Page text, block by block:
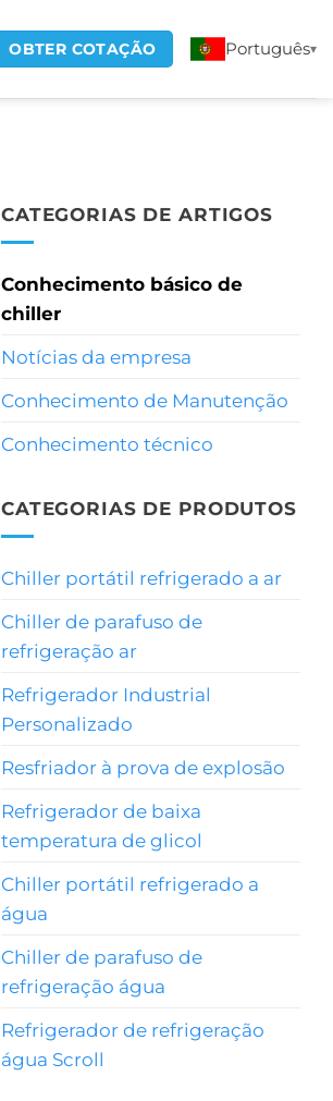
OBTER COTAÇÃO Português
CATEGORIAS DE ARTIGOS
Conhecimento básico de
chiller
Notícias da empresa
Conhecimento de Manutenção
Conhecimento técnico
CATEGORIAS DE PRODUTOS
Chiller portátil refrigerado a ar
Chiller de parafuso de
refrigeração ar
Refrigerador Industrial
Personalizado
Resfriador à prova de explosão
Refrigerador de baixa
temperatura de glicol
Chiller portátil refrigerado a
água
Chiller de parafuso de
refrigeração água
Refrigerador de refrigeração
água Scroll